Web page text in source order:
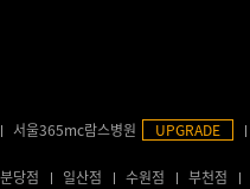
서울365mc람스병원 UPGRADE
분당점 일산점 수원점 부천점